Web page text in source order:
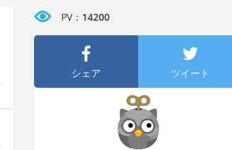
PV： 14200
シェア ツイート